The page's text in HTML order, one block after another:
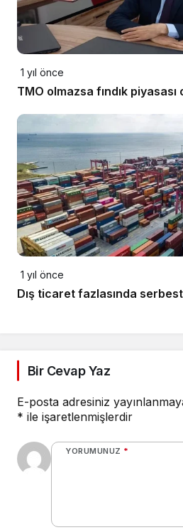
1 yıl önce
TMO olmazsa fındık piyasası
1 yıl önce
Dış ticaret fazlasında
Bir Cevap Yaz
E-posta adresiniz
* ile işaretlenmişlerdir
YORUMUNUZ *